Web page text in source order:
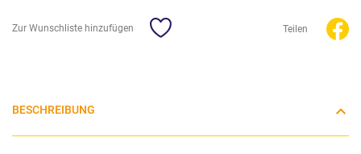
Zur Wunschliste hinzufügen Teilen
BESCHREIBUNG